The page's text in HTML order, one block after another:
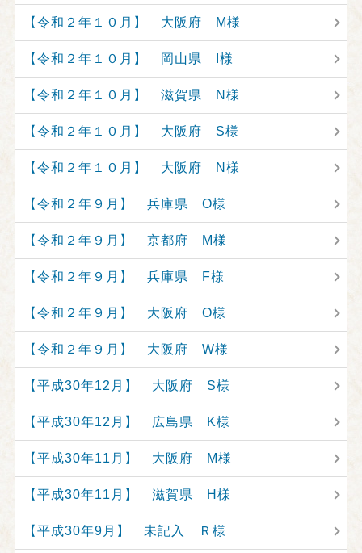
【令和２年１０月】 大阪府 M様
【令和２年１０月】 岡山県 I様
【令和２年１０月】 滋賀県 N様
【令和２年１０月】 大阪府 S様
【令和２年１０月】 大阪府 N様
【令和２年９月】 兵庫県 O様
【令和２年９月】 京都府 M様
【令和２年９月】 兵庫県 F様
【令和２年９月】 大阪府 O様
【令和２年９月】 大阪府 W様
【平成30年12月】 大阪府 S様
【平成30年12月】 広島県 K様
【平成30年11月】 大阪府 M様
【平成30年11月】 滋賀県 H様
【平成30年9月】 未記入 Ｒ様